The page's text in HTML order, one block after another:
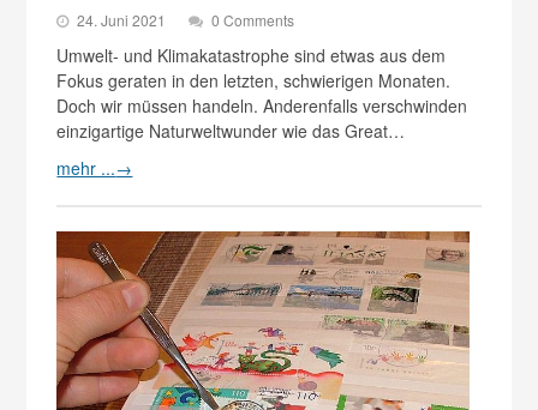
24. Juni 2021 0 Comments
Umwelt- und Klimakatastrophe sind etwas aus dem
Fokus geraten in den letzten, schwierigen Monaten.
Doch wir müssen handeln. Anderenfalls verschwinden
einzigartige Naturweltwunder wie das Great…
mehr ...→